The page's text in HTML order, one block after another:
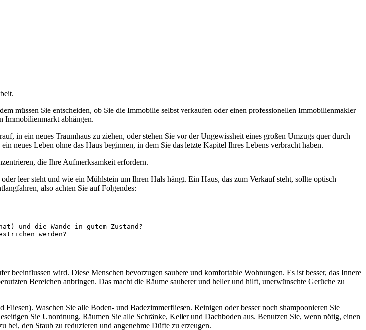
müssen Sie entscheiden, ob Sie die Immobilie selbst verkaufen oder einen professionellen Immobilienmakler
Immobilienmarkt abhängen.
in ein neues Traumhaus zu ziehen, oder stehen Sie vor der Ungewissheit eines großen Umzugs quer durch
neues Leben ohne das Haus beginnen, in dem Sie das letzte Kapitel Ihres Lebens verbracht haben.
die Ihre Aufmerksamkeit erfordern.
leer steht und wie ein Mühlstein um Ihren Hals hängt. Ein Haus, das zum Verkauf steht, sollte optisch
also achten Sie auf Folgendes:
und die Wände in gutem Zustand?
werden?
wird. Diese Menschen bevorzugen saubere und komfortable Wohnungen. Es ist besser, das Innere
Bereichen anbringen. Das macht die Räume sauberer und heller und hilft, unerwünschte Gerüche zu
Waschen Sie alle Boden- und Badezimmerfliesen. Reinigen oder besser noch shampoonieren Sie
Sie Unordnung. Räumen Sie alle Schränke, Keller und Dachboden aus. Benutzen Sie, wenn nötig, einen
den Staub zu reduzieren und angenehme Düfte zu erzeugen.